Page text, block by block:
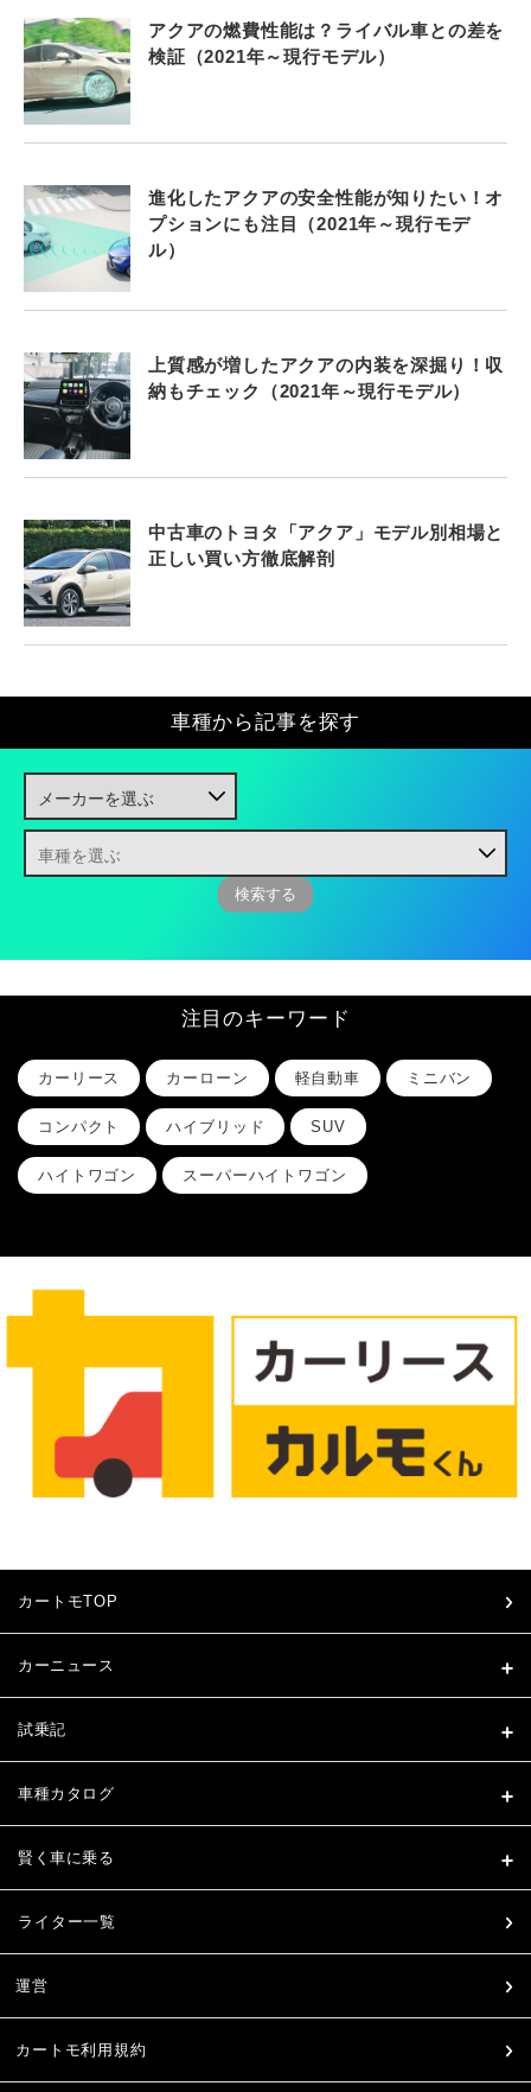
アクアの燃費性能は？ライバル車との差を
検証（2021年～現行モデル）
進化したアクアの安全性能が知りたい！オ
プションにも注目（2021年～現行モデ
ル）
上質感が増したアクアの内装を深掘り！収
納もチェック（2021年～現行モデル）
中古車のトヨタ「アクア」モデル別相場と
正しい買い方徹底解剖
車種から記事を探す
注目のキーワード
カーリース カーローン 軽自動車 ミニバン
コンパクト ハイブリッド SUV
ハイトワゴン スーパーハイトワゴン
カートモTOP
カーニュース
試乗記
車種カタログ
賢く車に乗る
ライター一覧
運営
カートモ利用規約